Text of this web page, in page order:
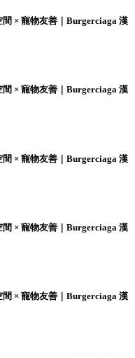
間 × 寵物友善｜Burgerciaga 漢
間 × 寵物友善｜Burgerciaga 漢
間 × 寵物友善｜Burgerciaga 漢
間 × 寵物友善｜Burgerciaga 漢
間 × 寵物友善｜Burgerciaga 漢